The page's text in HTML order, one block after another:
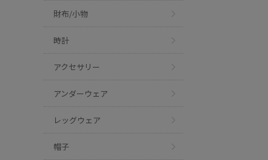
財布/小物
時計
アクセサリー
アンダーウェア
レッグウェア
帽子